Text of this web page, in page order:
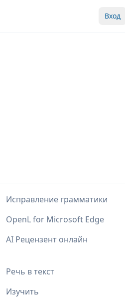
Вход
Исправление грамматики
OpenL for Microsoft Edge
AI Рецензент онлайн
Речь в текст
Изучить